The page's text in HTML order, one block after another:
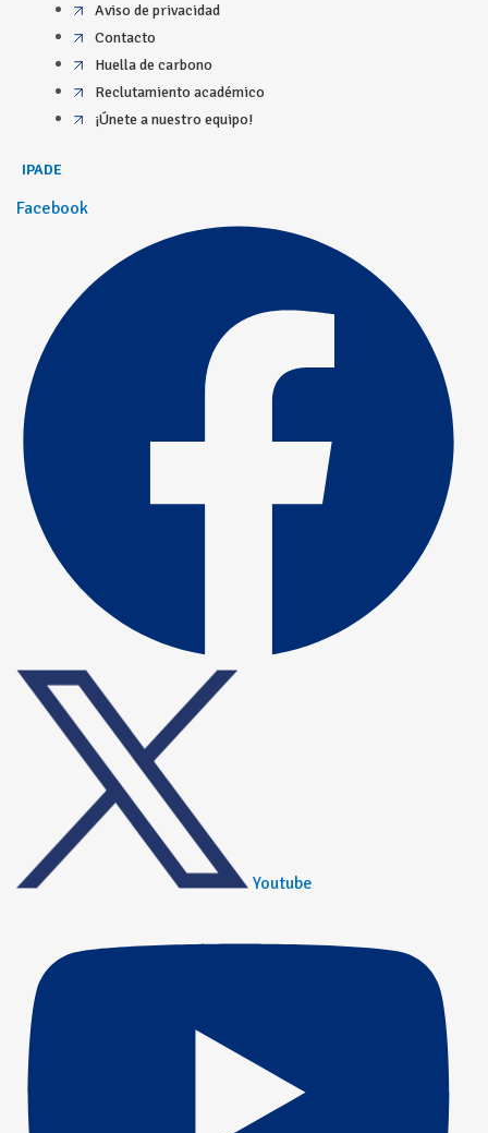
Aviso de privacidad
Contacto
Huella de carbono
Reclutamiento académico
¡Únete a nuestro equipo!
IPADE
Facebook
Youtube